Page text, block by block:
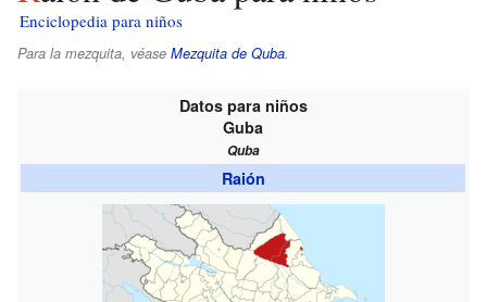
Enciclopedia para niños
Para la mezquita, véase Mezquita de Quba.
Datos para niños
Guba
Quba
Raión